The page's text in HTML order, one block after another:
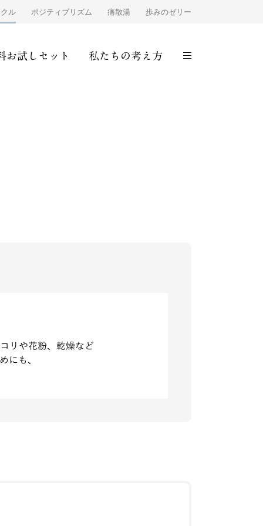
ル ポジティブリズム 痛散湯 歩みのゼリー
お試しセット 私たちの考え方
リや花粉、乾燥など
にも、